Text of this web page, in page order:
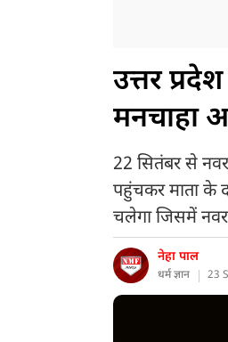
उत्तर
मनचाहा
22 सितंबर से
पहुंचकर माता के
चलेगा जिसमें
नेहा पाल
धर्म ज्ञान 23